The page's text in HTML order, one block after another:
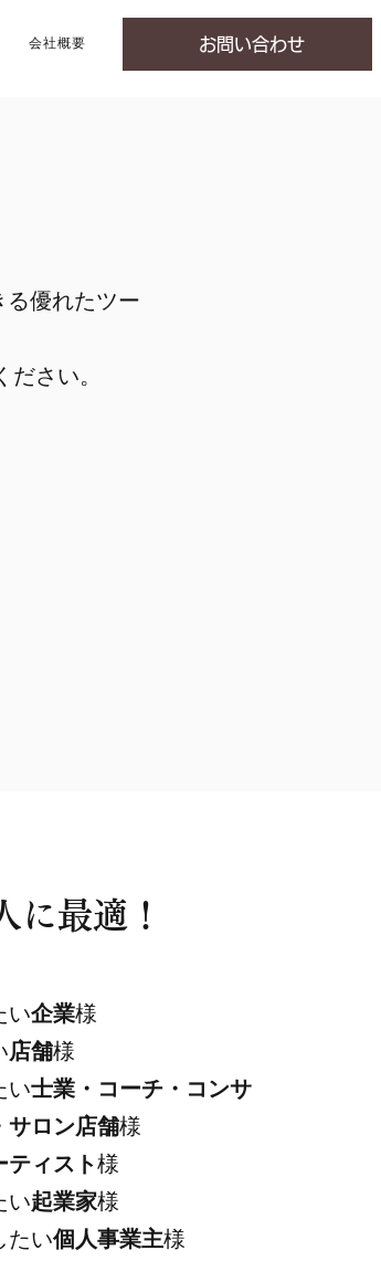
お問い合わせ
会社概要
優れたツー
さい。
最適！
い企業様
店舗様
い士業・コーチ・コンサ
サロン店舗様
ティスト様
い起業家様
たい個人事業主様